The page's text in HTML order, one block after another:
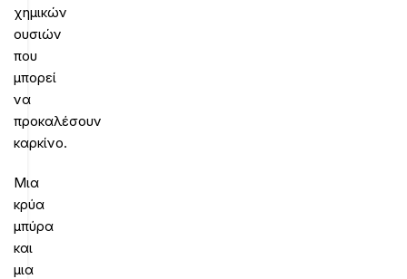
χημικών
ουσιών
που
μπορεί
να
προκαλέσουν
καρκίνο.
Μια
κρύα
μπύρα
και
μια